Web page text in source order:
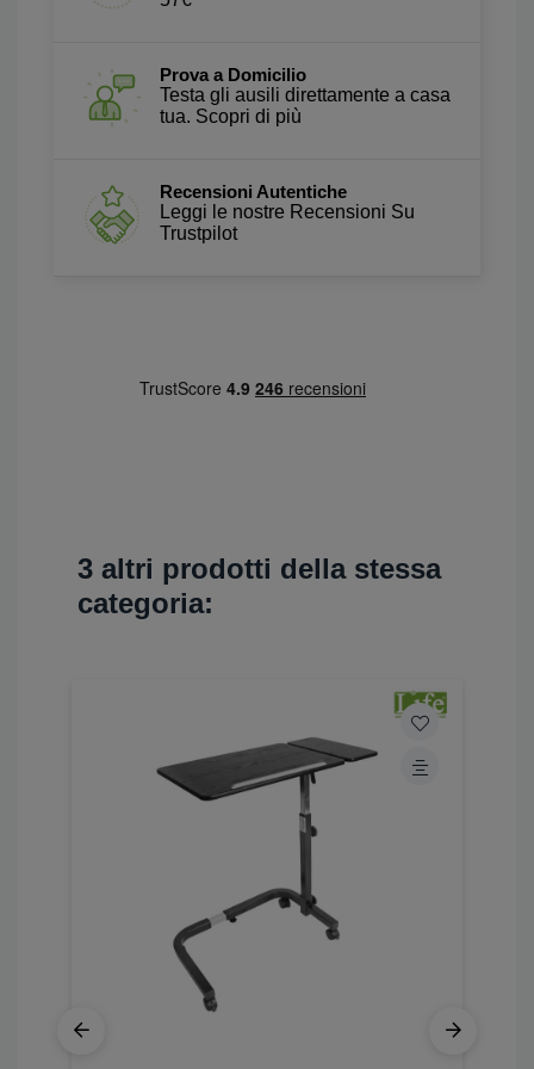
Prova a Domicilio
Testa gli ausili direttamente a casa
tua. Scopri di più
Recensioni Autentiche
Leggi le nostre Recensioni Su
Trustpilot
3 altri prodotti della stessa
categoria: